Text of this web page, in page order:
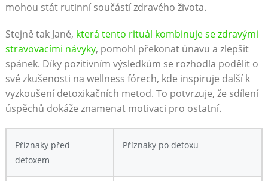
mohou stát rutinní ⁢součástí zdravého života.
Stejně tak Janě, která tento rituál‍ kombinuje se zdravými
stravovacími návyky, pomohl překonat únavu a ​zlepšit
spánek. Díky pozitivním výsledkům se rozhodla⁢ podělit ‌o
své zkušenosti na‍ wellness fórech, kde inspiruje‍ další k​
vyzkoušení ‌detoxikačních metod. To potvrzuje, že sdílení
úspěchů dokáže znamenat motivaci⁢ pro ​ostatní.
Příznaky před
detoxem
Příznaky⁢ po ⁢detoxu